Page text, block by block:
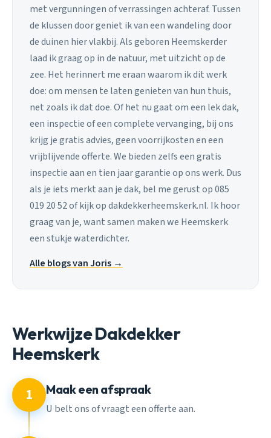
met vergunningen of verrassingen achteraf. Tussen
de klussen door geniet ik van een wandeling door
de duinen hier vlakbij. Als geboren Heemskerder
laad ik graag op in de natuur, met uitzicht op de
zee. Het herinnert me eraan waarom ik dit werk
doe: om mensen te laten genieten van hun thuis,
net zoals ik dat doe. Of het nu gaat om een lek dak,
een inspectie of een complete vervanging, bij ons
krijg je gratis advies, geen voorrijkosten en een
vrijblijvende offerte. We bieden zelfs een gratis
inspectie aan en tien jaar garantie op ons werk. Dus
als je iets merkt aan je dak, bel me gerust op 085
019 20 52 of kijk op dakdekkerheemskerk.nl. Ik hoor
graag van je, want samen maken we Heemskerk
een stukje waterdichter.
Alle blogs van Joris →
Werkwijze Dakdekker
Heemskerk
1 Maak een afspraak
U belt ons of vraagt een offerte aan.